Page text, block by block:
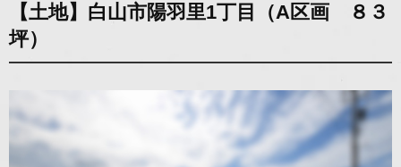
【土地】白山市陽羽里1丁目（A区画 ８３
坪）